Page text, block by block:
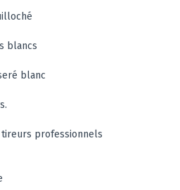
blancs
blanc
professionnels